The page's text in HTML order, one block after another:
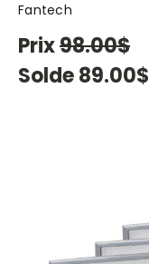
Fantech
Prix98.00$
Solde89.00$